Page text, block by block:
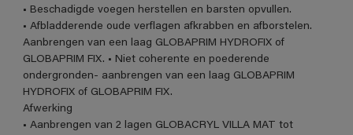
• Beschadigde voegen herstellen en barsten opvullen.
• Afbladderende oude verflagen afkrabben en afborstelen.
Aanbrengen van een laag GLOBAPRIM HYDROFIX of
GLOBAPRIM FIX. • Niet coherente en poederende
ondergronden- aanbrengen van een laag GLOBAPRIM
HYDROFIX of GLOBAPRIM FIX.
Afwerking
• Aanbrengen van 2 lagen GLOBACRYL VILLA MAT tot